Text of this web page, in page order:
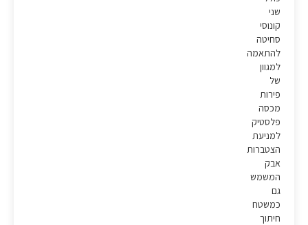
שני
קונוסי
סחיטה
להתאמה
למגוון
של
פירות
מכסה
פלסטיק
למניעת
הצטברות
אבק
המשמש
גם
כמשטח
חיתוך